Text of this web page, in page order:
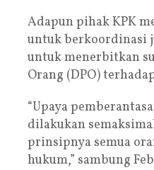
Adapun pihak KPK
untuk berkoordinasi
untuk menerbitkan
Orang (DPO)
“Upaya
dilakukan
prinsipnya semua
hukum,” sambung